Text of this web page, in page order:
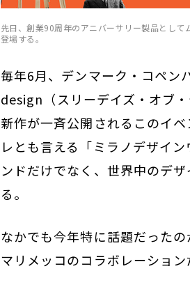
先日、創業90周年のアニバーサリー製品とし
登場する。
毎年6月、デンマーク・コペン
design（スリーデイズ・オブ
新作が一斉公開されるこのイ
レとも言える「ミラノデザイ
ンドだけでなく、世界中のデ
る。
なかでも今年特に話題だった
マリメッコのコラボレーショ